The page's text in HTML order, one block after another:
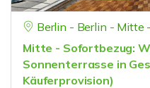
Berlin - Berlin - Mitte
Mitte - Sofortbezug:
Sonnenterrasse in
Käuferprovision)